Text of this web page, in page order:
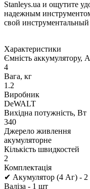
Stanleys.ua и ощутите
надежным
свой
Характеристики
Ємність аккумулятору,
4
Вага, кг
1.2
Виробник
DeWALT
Вихідна потужність, Вт
340
Джерело живлення
акумуляторне
Кількість швидкостей
2
Комплектація
✔ Акумулятор (4 Аг) -
Валіза - 1 шт